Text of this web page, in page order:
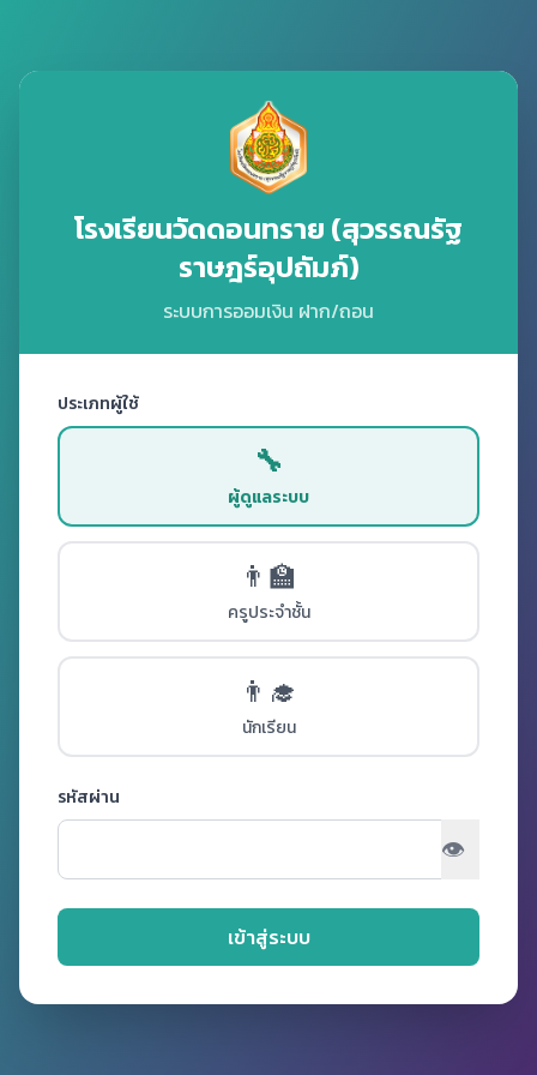
โรงเรียนวัดดอนทราย (สุวรรณรัฐ
ราษฎร์อุปถัมภ์)
ระบบการออมเงิน ฝาก/ถอน
ประเภทผู้ใช้
🔧
ผู้ดูแลระบบ
👨‍🏫
ครูประจำชั้น
👨‍🎓
นักเรียน
รหัสผ่าน
👁️
เข้าสู่ระบบ